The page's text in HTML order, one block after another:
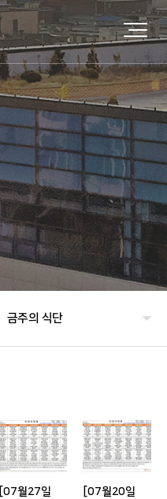
금주의 식단
사회복지프로그램
물리치료
[07월27일
[07월20일